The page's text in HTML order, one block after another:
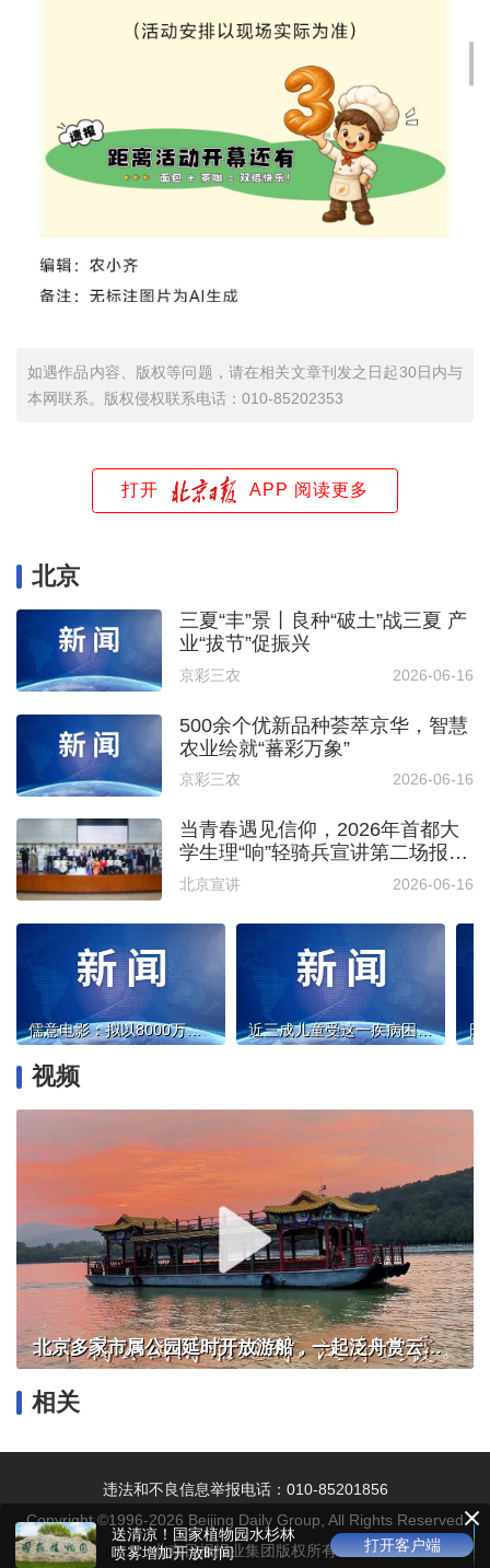
如遇作品内容、版权等问题，请在相关文章刊发之日起30日内与
本网联系。版权侵权联系电话：010-85202353
打开 APP 阅读更多
北京
三夏“丰”景丨良种“破土”战三夏 产
业“拔节”促振兴
京彩三农 2026-06-16
500余个优新品种荟萃京华，智慧
农业绘就“蕃彩万象”
京彩三农 2026-06-16
当青春遇见信仰，2026年首都大
学生理“响”轻骑兵宣讲第二场报告
会开讲！
北京宣讲 2026-06-16
儒意电影：拟以8000万元至1.5亿元回购公司股份 近三成儿童受这一疾病困扰，多学科专家如何解读？
视频
北京多家市属公园延时开放游船，一起泛舟赏云霞！
相关
违法和不良信息举报电话：010-85201856
Copyright ©1996-2026 Beijing Daily Group, All Rights Reserved
北京日报报业集团版权所有
京城博物馆进入“夏令时”，外
地游客给“周一开放日”点赞
打开客户端